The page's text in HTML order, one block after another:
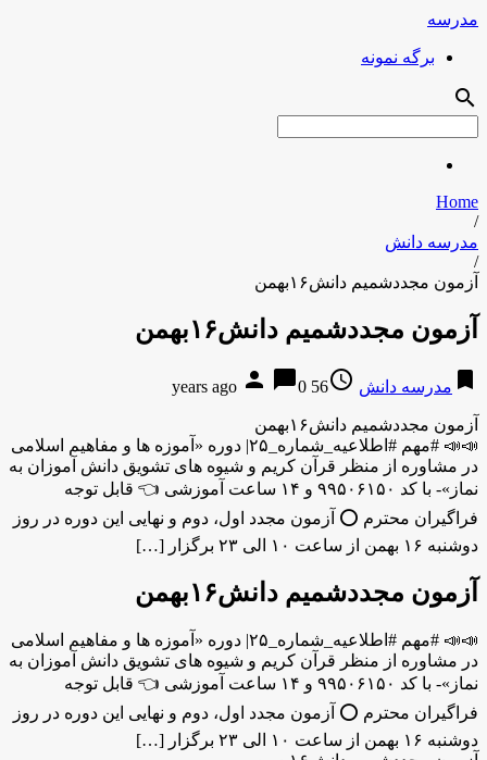
مدرسه
برگه نمونه
search
Home
/
مدرسه دانش
/
آزمون مجددشمیم دانش۱۶بهمن
آزمون مجددشمیم دانش۱۶بهمن
bookmark مدرسه دانش access_time
56 years ago
person chat_bubble0
آزمون مجددشمیم دانش۱۶بهمن
📣📣 #مهم #اطلاعیه_شماره_۲۵| دوره «آموزه ها و مفاهیم اسلامی
در مشاوره از منظر قرآن کریم و شیوه های تشویق دانش آموزان به
نماز»- با کد ۹۹۵۰۶۱۵۰ و ۱۴ ساعت آموزشی 👈 قابل توجه
فراگیران محترم ⭕️ آزمون مجدد اول، دوم و نهایی این دوره در روز
دوشنبه ۱۶ بهمن از ساعت ۱۰ الی ۲۳ برگزار […]
آزمون مجددشمیم دانش۱۶بهمن
📣📣 #مهم #اطلاعیه_شماره_۲۵| دوره «آموزه ها و مفاهیم اسلامی
در مشاوره از منظر قرآن کریم و شیوه های تشویق دانش آموزان به
نماز»- با کد ۹۹۵۰۶۱۵۰ و ۱۴ ساعت آموزشی 👈 قابل توجه
فراگیران محترم ⭕️ آزمون مجدد اول، دوم و نهایی این دوره در روز
دوشنبه ۱۶ بهمن از ساعت ۱۰ الی ۲۳ برگزار […]